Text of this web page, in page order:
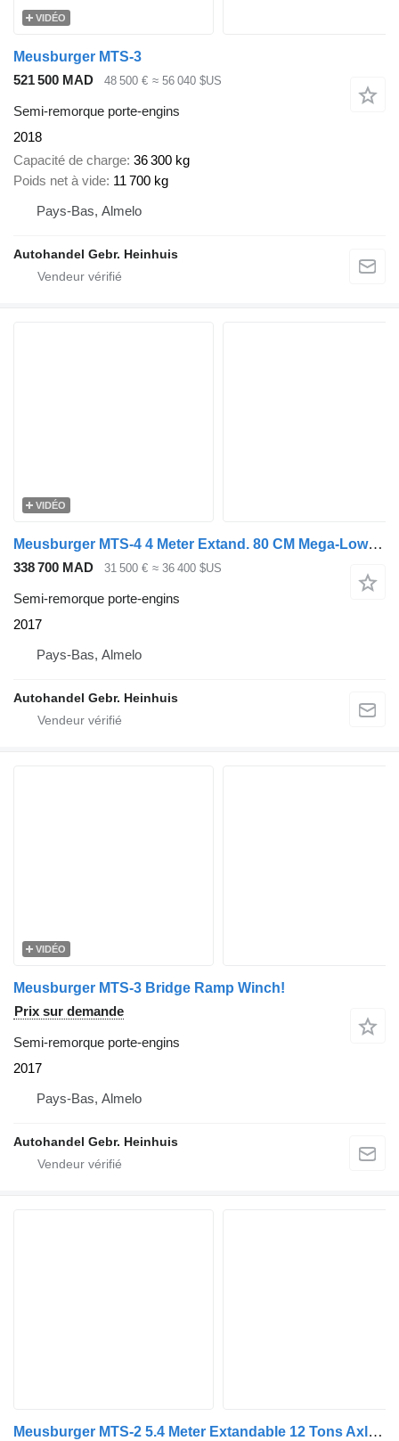
VIDÉO
Meusburger MTS-3
521 500 MAD
48 500 € ≈ 56 040 $US
Semi-remorque porte-engins
2018
Capacité de charge 36 300 kg
Poids net à vide 11 700 kg
Pays-Bas, Almelo
Autohandel Gebr. Heinhuis
VIDÉO
Meusburger MTS-4 4 Meter Extand. 80 CM Mega-Lowdeck!
338 700 MAD 31 500 € ≈ 36 400 $US
Semi-remorque porte-engins
2017
Pays-Bas, Almelo
Autohandel Gebr. Heinhuis
VIDÉO
Meusburger MTS-3 Bridge Ramp Winch!
Prix sur demande
Semi-remorque porte-engins
2017
Pays-Bas, Almelo
Autohandel Gebr. Heinhuis
Meusburger MTS-2 5.4 Meter Extandable 12 Tons Axles!